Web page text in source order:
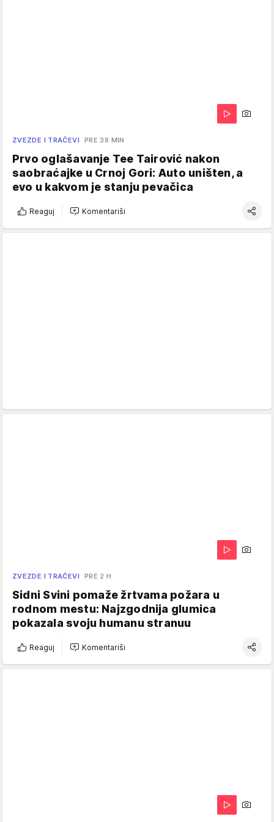
ZVEZDE I TRAČEVI PRE 38 MIN
Prvo oglašavanje Tee Tairović nakon
saobraćajke u Crnoj Gori: Auto uništen, a
evo u kakvom je stanju pevačica
Reaguj Komentariši
ZVEZDE I TRAČEVI PRE 2 H
Sidni Svini pomaže žrtvama požara u
rodnom mestu: Najzgodnija glumica
pokazala svoju humanu stranuu
Reaguj Komentariši